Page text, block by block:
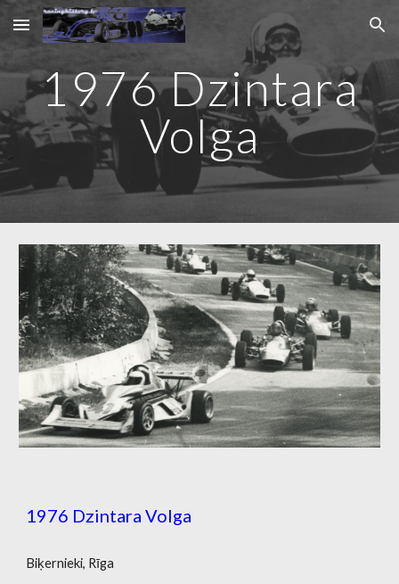
Skip to main content Skip to navigation
1976 Dzintara
Volga
1976 Dzintara Volga
Biķernieki, Rīga